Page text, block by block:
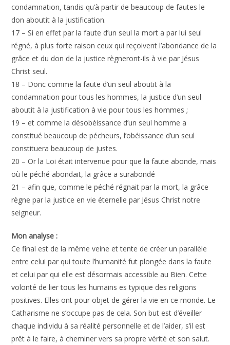
condamnation, tandis qu’à partir de beaucoup de fautes le
don aboutit à la justification.
17 – Si en effet par la faute d’un seul la mort a par lui seul
régné, à plus forte raison ceux qui reçoivent l’abondance de la
grâce et du don de la justice règneront-ils à vie par Jésus
Christ seul.
18 – Donc comme la faute d’un seul aboutit à la
condamnation pour tous les hommes, la justice d’un seul
aboutit à la justification à vie pour tous les hommes ;
19 – et comme la désobéissance d’un seul homme a
constitué beaucoup de pécheurs, l’obéissance d’un seul
constituera beaucoup de justes.
20 – Or la Loi était intervenue pour que la faute abonde, mais
où le péché abondait, la grâce a surabondé
21 – afin que, comme le péché régnait par la mort, la grâce
règne par la justice en vie éternelle par Jésus Christ notre
seigneur.
Mon analyse :
Ce final est de la même veine et tente de créer un parallèle
entre celui par qui toute l’humanité fut plongée dans la faute
et celui par qui elle est désormais accessible au Bien. Cette
volonté de lier tous les humains es typique des religions
positives. Elles ont pour objet de gérer la vie en ce monde. Le
Catharisme ne s’occupe pas de cela. Son but est d’éveiller
chaque individu à sa réalité personnelle et de l’aider, s’il est
prêt à le faire, à cheminer vers sa propre vérité et son salut.